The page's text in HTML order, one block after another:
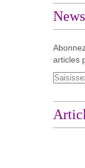
articles